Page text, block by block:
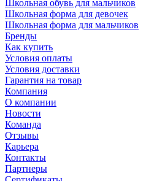
Школьная обувь для мальчиков
Школьная форма для девочек
Школьная форма для мальчиков
Бренды
Как купить
Условия оплаты
Условия доставки
Гарантия на товар
Компания
О компании
Новости
Команда
Отзывы
Карьера
Контакты
Партнеры